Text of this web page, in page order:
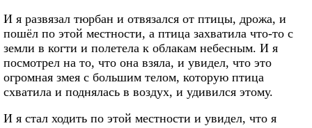
И я развязал тюрбан и отвязался от птицы, дрожа, и
пошёл по этой местности, а птица захватила что-то с
земли в когти и полетела к облакам небесным. И я
посмотрел на то, что она взяла, и увидел, что это
огромная змея с большим телом, которую птица
схватила и поднялась в воздух, и удивился этому.
И я стал ходить по этой местности и увидел, что я